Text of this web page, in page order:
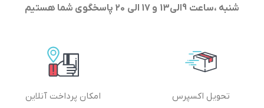
شنبه ،ساعت 9الی13 و 17 الی 20 پاسخگوی شما هستیم
تحویل اکسپرس امکان پرداخت آنلاین